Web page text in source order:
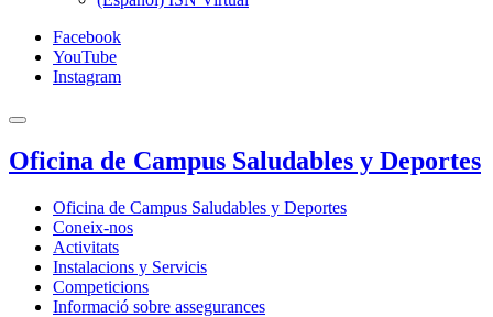
Facebook
YouTube
Instagram
Oficina de Campus Saludables y Deportes
Oficina de Campus Saludables y Deportes
Coneix-nos
Activitats
Instalacions y Servicis
Competicions
Informació sobre assegurances